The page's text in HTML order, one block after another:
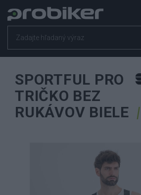
SPORTFUL PRO
TRIČKO BEZ
RUKÁVOV BIELE